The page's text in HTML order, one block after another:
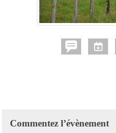
Commentez l’évènement